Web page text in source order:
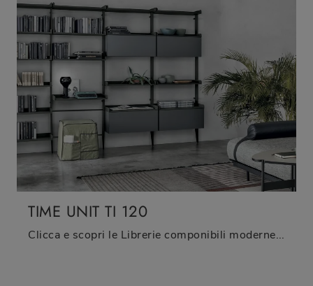
TIME UNIT TI 120
Clicca e scopri le Librerie componibili moderne! Il modello TIME UNIT TI 120 Tomasella saprà ultimare un soggiorno operativo e pratico.